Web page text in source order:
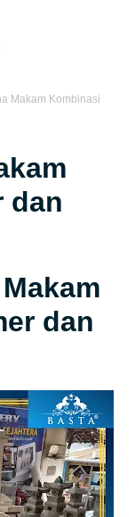
Makam Kombinasi
dan
dan